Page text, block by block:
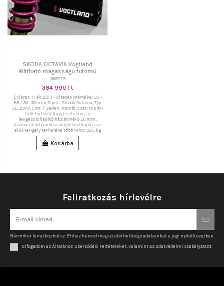
SKODA OCTAVIA Vogtland
állítható magasságú futómű
968775
384 990 Ft
Évjárat: 1 Feb 2013 - Ültetés mértéke: 35 -
65 / 30 - 60 mm Típus: Skoda Octavia, Typ
5E, 2WD, Lim. / Sedan, Kombi, csak multi-
link hátsó felfüggesztéshez, a
lengéscsillapító ház átmérő 50 mm,
kivéve elektronikus lengéscsillapító, az
első tengely terhelése több mint 925 kg
Kosárba
Feliratkozás hírlevélre
Bármikor leiratkozhatsz. Ehhez keresd meg az elérhetőségi adatainkat a jogi nyilatkozatban.
Elfogadom az Általános Szerződési Feltételeket, valamint az Adatvédelmi szabályzatot.